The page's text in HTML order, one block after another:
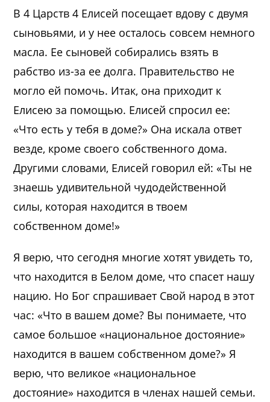
В 4 Царств 4 Елисей посещает вдову с двумя
сыновьями, и у нее осталось совсем немного
масла. Ее сыновей собирались взять в
рабство из-за ее долга. Правительство не
могло ей помочь. Итак, она приходит к
Елисею за помощью. Елисей спросил ее:
«Что есть у тебя в доме?» Она искала ответ
везде, кроме своего собственного дома.
Другими словами, Елисей говорил ей: «Ты не
знаешь удивительной чудодейственной
силы, которая находится в твоем
собственном доме!»
Я верю, что сегодня многие хотят увидеть то,
что находится в Белом доме, что спасет нашу
нацию. Но Бог спрашивает Свой народ в этот
час: «Что в вашем доме? Вы понимаете, что
самое большое «национальное достояние»
находится в вашем собственном доме?» Я
верю, что великое «национальное
достояние» находится в членах нашей семьи.